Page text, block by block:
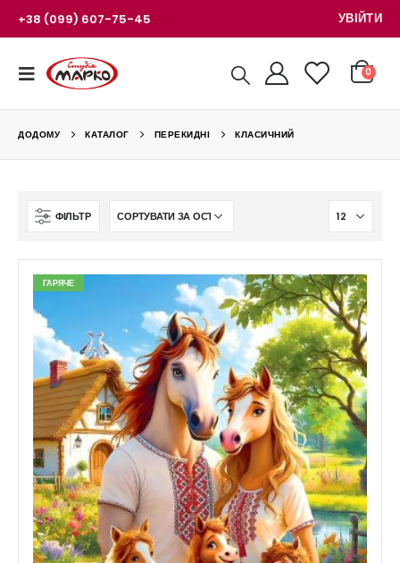
+38 (099) 607-75-45 УВІЙТИ
0
ДОДОМУ КАТАЛОГ ПЕРЕКИДНІ КЛАСИЧНИЙ
ФІЛЬТР
ГАРЯЧЕ